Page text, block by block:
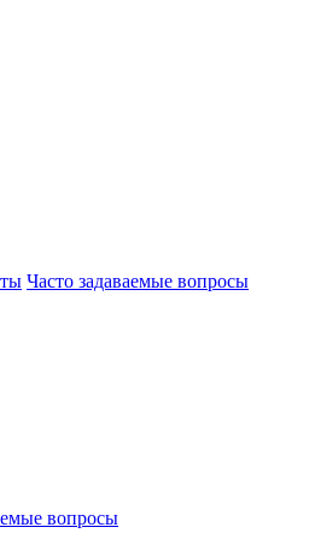
Часто задаваемые вопросы
вопросы